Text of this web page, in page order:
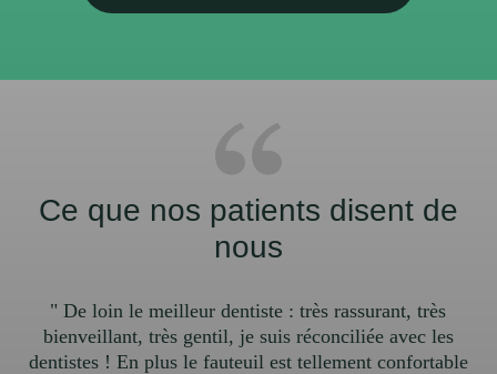
Ce que nos patients disent de
nous
" De loin le meilleur dentiste : très rassurant, très
bienveillant, très gentil, je suis réconciliée avec les
dentistes ! En plus le fauteuil est tellement confortable